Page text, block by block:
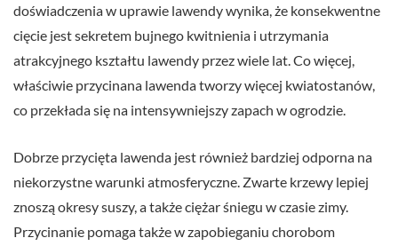
doświadczenia w uprawie lawendy wynika, że konsekwentne
cięcie jest sekretem bujnego kwitnienia i utrzymania
atrakcyjnego kształtu lawendy przez wiele lat. Co więcej,
właściwie przycinana lawenda tworzy więcej kwiatostanów,
co przekłada się na intensywniejszy zapach w ogrodzie.
Dobrze przycięta lawenda jest również bardziej odporna na
niekorzystne warunki atmosferyczne. Zwarte krzewy lepiej
znoszą okresy suszy, a także ciężar śniegu w czasie zimy.
Przycinanie pomaga także w zapobieganiu chorobom